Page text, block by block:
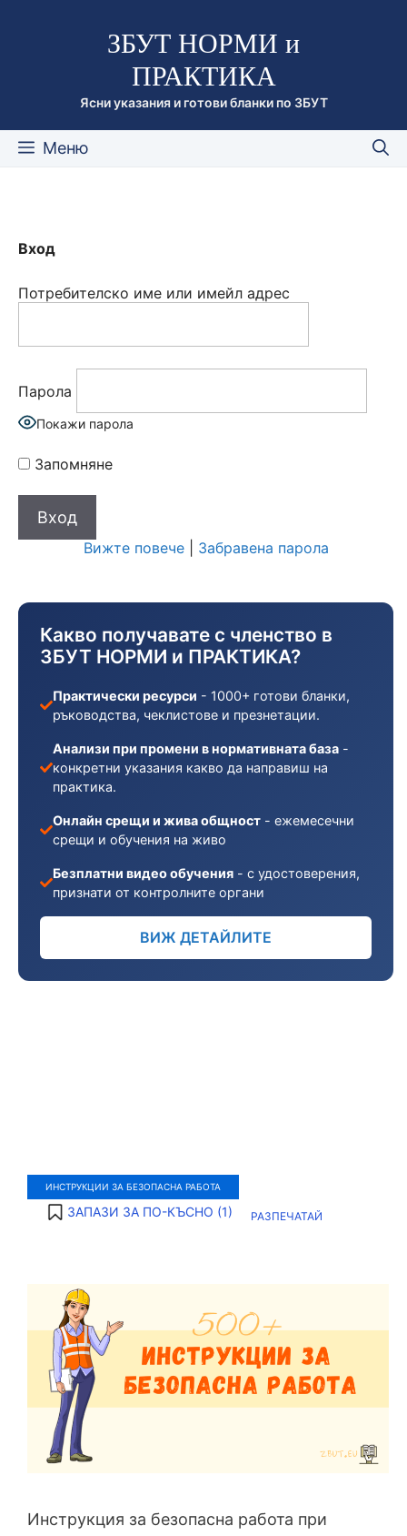
съдържаниетоЗБУТ НОРМИ и
ПРАКТИКА
Ясни указания и готови бланки по ЗБУТ
Меню
ИНСТРУКЦИИ ЗА БЕЗОПАСНА РАБОТА
ЗАПАЗИ ЗА ПО-КЪСНО (1) РАЗПЕЧАТАЙ
Инструкция за безопасна работа при
Вход
Потребителско име или имейл адрес
Парола
Покажи парола
Запомняне
Вижте повече| Забравена парола
Какво получавате с членство в
ЗБУТ НОРМИ и ПРАКТИКА?
Практически ресурси - 1000+ готови бланки,
ръководства, чеклистове и презнетации.
Анализи при промени в нормативната база -
конкретни указания какво да направиш на
практика.
Онлайн срещи и жива общност - ежемесечни
срещи и обучения на живо
Безплатни видео обучения - с удостоверения,
признати от контролните органи
ВИЖ ДЕТАЙЛИТЕ